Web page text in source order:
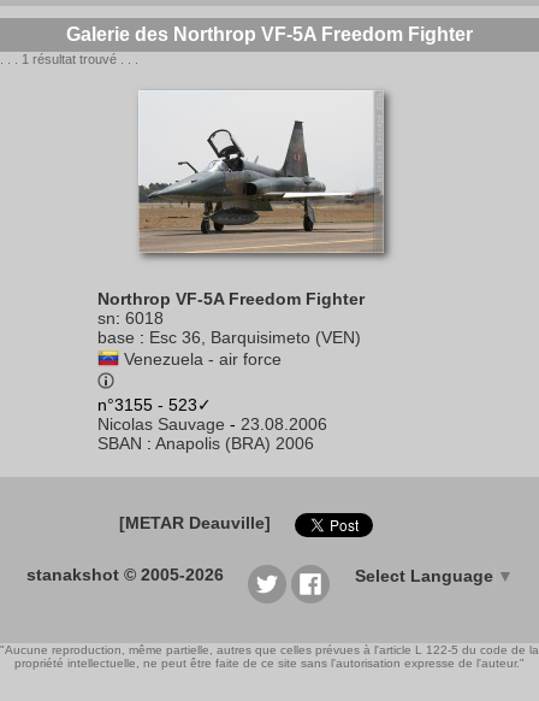
Galerie des Northrop VF-5A Freedom Fighter
. . . 1 résultat trouvé . . .
Northrop VF-5A Freedom Fighter
sn: 6018
base : Esc 36, Barquisimeto (VEN)
Venezuela - air force
n°3155 - 523✓
Nicolas Sauvage - 23.08.2006
SBAN : Anapolis (BRA) 2006
[METAR Deauville]
stanakshot © 2005-2026 Select Language ▼
"Aucune reproduction, même partielle, autres que celles prévues à l'article L 122-5 du code de la
propriété intellectuelle, ne peut être faite de ce site sans l'autorisation expresse de l'auteur."